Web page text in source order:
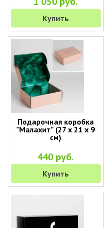
Купить
Подарочная коробка
"Малахит" (27 х 21 х 9
см)
440 руб.
Купить